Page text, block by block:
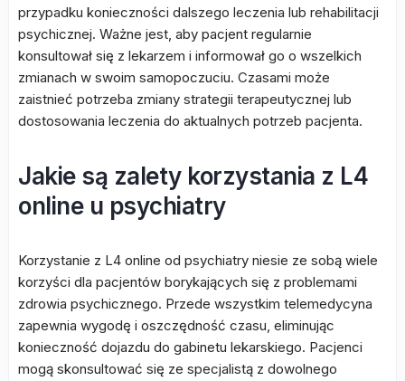
przypadku konieczności dalszego leczenia lub rehabilitacji
psychicznej. Ważne jest, aby pacjent regularnie
konsultował się z lekarzem i informował go o wszelkich
zmianach w swoim samopoczuciu. Czasami może
zaistnieć potrzeba zmiany strategii terapeutycznej lub
dostosowania leczenia do aktualnych potrzeb pacjenta.
Jakie są zalety korzystania z L4
online u psychiatry
Korzystanie z L4 online od psychiatry niesie ze sobą wiele
korzyści dla pacjentów borykających się z problemami
zdrowia psychicznego. Przede wszystkim telemedycyna
zapewnia wygodę i oszczędność czasu, eliminując
konieczność dojazdu do gabinetu lekarskiego. Pacjenci
mogą skonsultować się ze specjalistą z dowolnego